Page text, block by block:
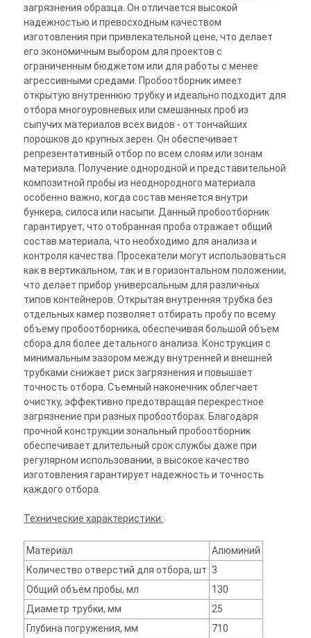
загрязнения образца. Он отличается высокой
надежностью и превосходным качеством
изготовления при привлекательной цене, что делает
его экономичным выбором для проектов с
ограниченным бюджетом или для работы с менее
агрессивными средами. Пробоотборник имеет
открытую внутреннюю трубку и идеально подходит для
отбора многоуровневых или смешанных проб из
сыпучих материалов всех видов - от тончайших
порошков до крупных зерен. Он обеспечивает
репрезентативный отбор по всем слоям или зонам
материала. Получение однородной и представительной
композитной пробы из неоднородного материала
особенно важно, когда состав меняется внутри
бункера, силоса или насыпи. Данный пробоотборник
гарантирует, что отобранная проба отражает общий
состав материала, что необходимо для анализа и
контроля качества. Просекатели могут использоваться
как в вертикальном, так и в горизонтальном положении,
что делает прибор универсальным для различных
типов контейнеров. Открытая внутренняя трубка без
отдельных камер позволяет отбирать пробу по всему
объему пробоотборника, обеспечивая большой объем
сбора для более детального анализа. Конструкция с
минимальным зазором между внутренней и внешней
трубками снижает риск загрязнения и повышает
точность отбора. Съемный наконечник облегчает
очистку, эффективно предотвращая перекрестное
загрязнение при разных пробоотборах. Благодаря
прочной конструкции зональный пробоотборник
обеспечивает длительный срок службы даже при
регулярном использовании, а высокое качество
изготовления гарантирует надежность и точность
каждого отбора.
Технические характеристики:
Материал
Алюминий
Количество отверстий для отбора, шт 3
Общий объем пробы, мл
130
Диаметр трубки, мм
25
Глубина погружения, мм
710